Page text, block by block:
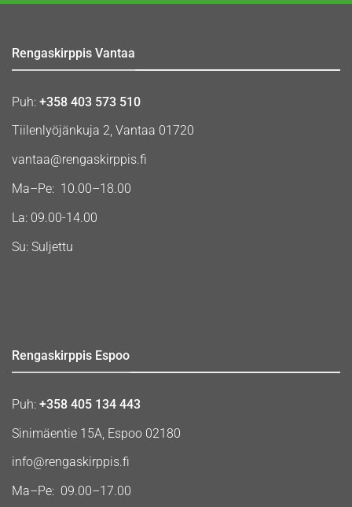
Rengaskirppis Vantaa
Puh: +358 403 573 510
Tiilenlyöjänkuja 2, Vantaa 01720
vantaa@rengaskirppis.fi
Ma–Pe: 10.00–18.00
La: 09.00-14.00
Su: Suljettu
Rengaskirppis Espoo
Puh: +358 405 134 443
Sinimäentie 15A, Espoo 02180
info@rengaskirppis.fi
Ma–Pe: 09.00–17.00